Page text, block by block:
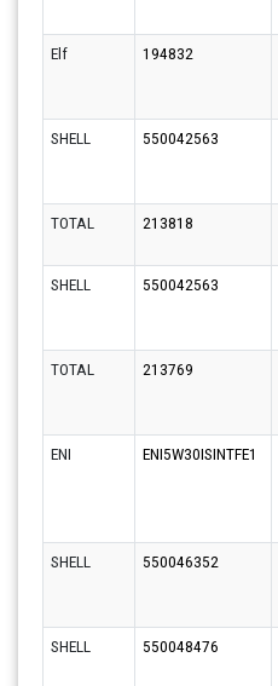
Elf 194832
SHELL 550042563
TOTAL 213818
SHELL
550042563
TOTAL 213769
ENI ENI5W30ISINTFE1
SHELL 550046352
SHELL 550048476